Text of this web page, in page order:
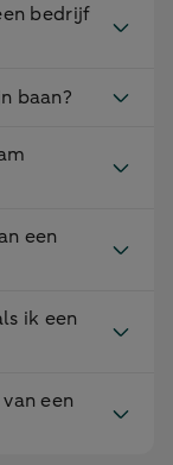
bedrijf
baan?
een
ik een
een